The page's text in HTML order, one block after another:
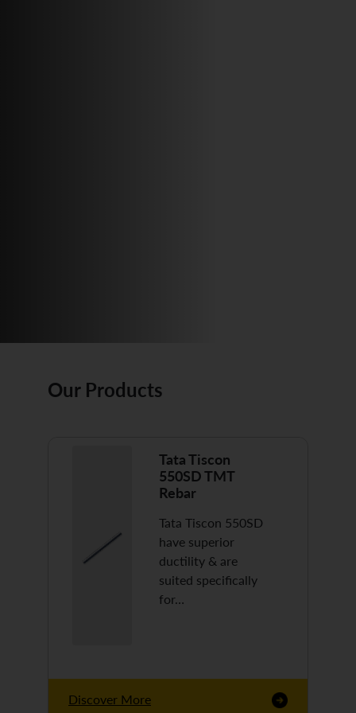
Our Products
Tata Tiscon
550SD TMT
Rebar
Tata Tiscon 550SD
have superior
ductility & are
suited specifically
for…
Discover More